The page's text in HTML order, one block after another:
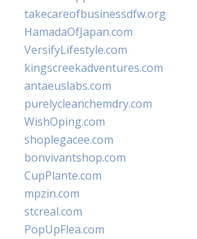
takecareofbusinessdfw.org
HamadaOfJapan.com
VersifyLifestyle.com
kingscreekadventures.com
antaeuslabs.com
purelycleanchemdry.com
WishOping.com
shoplegacee.com
bonvivantshop.com
CupPlante.com
mpzin.com
stcreal.com
PopUpFlea.com